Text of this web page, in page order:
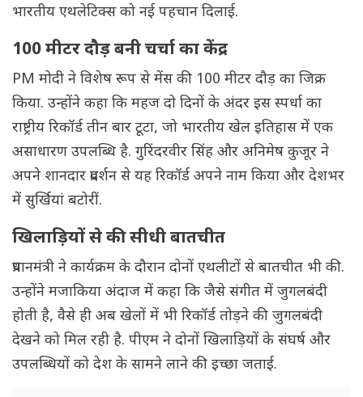
भारतीय एथलेटिक्स को नई पहचान दिलाई.
100 मीटर दौड़ बनी चर्चा का केंद्र
PM मोदी ने विशेष रूप से मेंस की 100 मीटर दौड़ का जिक्र
किया. उन्होंने कहा कि महज दो दिनों के अंदर इस स्पर्धा का
राष्ट्रीय रिकॉर्ड तीन बार टूटा, जो भारतीय खेल इतिहास में एक
असाधारण उपलब्धि है. गुरिंदरवीर सिंह और अनिमेष कुजूर ने
अपने शानदार प्रदर्शन से यह रिकॉर्ड अपने नाम किया और देशभर
में सुर्खियां बटोरीं.
खिलाड़ियों से की सीधी बातचीत
प्रधानमंत्री ने कार्यक्रम के दौरान दोनों एथलीटों से बातचीत भी की.
उन्होंने मजाकिया अंदाज में कहा कि जैसे संगीत में जुगलबंदी
होती है, वैसे ही अब खेलों में भी रिकॉर्ड तोड़ने की जुगलबंदी
देखने को मिल रही है. पीएम ने दोनों खिलाड़ियों के संघर्ष और
उपलब्धियों को देश के सामने लाने की इच्छा जताई.